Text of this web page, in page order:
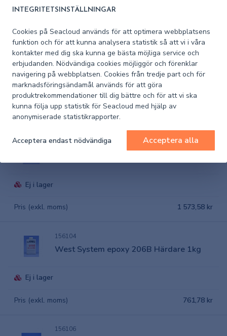
INTEGRITETSINSTÄLLNINGAR
Cookies på Seacloud används för att optimera webbplatsens
funktion och för att kunna analysera statistik så att vi i våra
kontakter med dig ska kunna ge bästa möjliga service och
erbjudanden. Nödvändiga cookies möjliggör och förenklar
navigering på webbplatsen. Cookies från tredje part och för
marknadsföringsändamål används för att göra
produktrekommendationer till dig bättre och för att vi ska
kunna följa upp statistik för Seacloud med hjälp av
anonymiserade statistikrapporter.
Acceptera endast nödvändiga Acceptera alla
Pris (exkl. moms)
156144
West System Six10 Förtjockad epoxy
190ml
I lager
Pris (exkl. moms)
156102
Ej i lager
Pris (exkl. moms) 1 573,58 kr
156104
West System epoxy 206B Härdare 1kg
Ej i lager
Pris (exkl. moms) 761,78 kr
156106